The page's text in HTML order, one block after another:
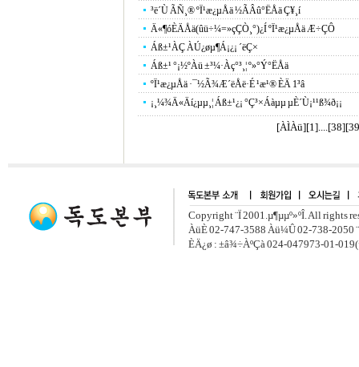
³ë´Ù ÃÑ¸® ºÏ¹æ¿µÅä ½ÃÂû°ËÅä Ç¥¸í
Ä«¶óÈÄÅä(ûü÷¼=»çÇÒ¸°)¿Í ºÏ¹æ¿µÅä Æ÷ÇÔ
Áß±¹ÀÇ ÀÚ¿øµ¶Á¡¿¡ ´ëÇ×
Áß±¹ °¡½ºÀü ±³¼·Àç°³¸¦ º»°Ý°ËÅä
ºÏ¹æ¿µÅä ·¯½Ã¾Æ´ëÅë·É ¹æ¹® ÈÄ 1³â
¡¸¼¾Ä«Äí¿­µµ¸¦ Áß±¹¿¡ °Ç³×Áàµµ µÈ´Ù¡¹¹ß¾ð¡¡
[ÀÌÀü][1]....[38][39
Copyright ¨Ï 2001.µ¶µµº»ºÎ. All rights
ÀüÈ­ 02-747-3588 Àü¼Û 02-738-2050
ÈÄ¿ø : ±â¾÷ÀºÇà 024-047973-01-